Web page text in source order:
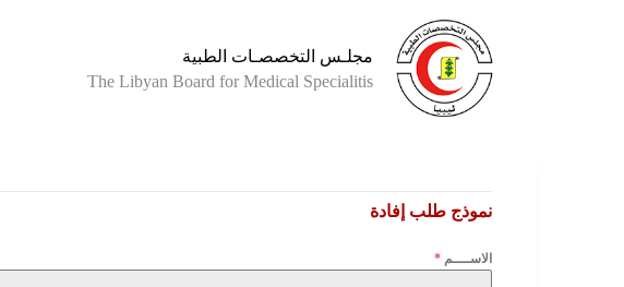
مجلـس التخصصـات الطبية
The Libyan Board for Medical Specialitis
نموذج طلب إفادة
الاســــم *